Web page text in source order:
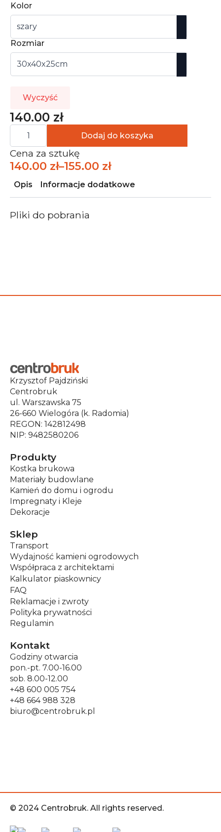
Kolor
Rozmiar
Wyczyść
140.00 zł
ilość
Bloczek
Z
Betonu
Architektonicznego
Dodaj do koszyka
Cena za sztukę
140.00 zł–155.00 zł
Zakres
cen:
od
140.00 zł
do
Opis Informacje dodatkowe
Pliki do pobrania
Krzysztof Pajdziński
Centrobruk
ul. Warszawska 75
26-660 Wielogóra (k. Radomia)
REGON: 142812498
NIP: 9482580206
Produkty
Kostka brukowa
Materiały budowlane
Kamień do domu i ogrodu
Impregnaty i Kleje
Dekoracje
Sklep
Transport
Wydajność kamieni ogrodowych
Współpraca z architektami
Kalkulator piaskownicy
FAQ
Reklamacje i zwroty
Polityka prywatności
Regulamin
Kontakt
Godziny otwarcia
pon.-pt. 7.00-16.00
sob. 8.00-12.00
+48 600 005 754
+48 664 988 328
biuro@centrobruk.pl
© 2024 Centrobruk. All rights reserved.